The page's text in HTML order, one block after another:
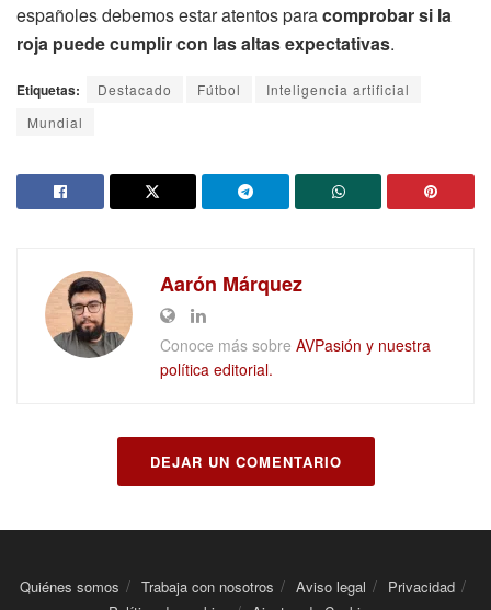
españoles debemos estar atentos paracomprobar si la
roja puede cumplir con las altas expectativas.
Etiquetas: Destacado Fútbol
Inteligencia artificial
Mundial
Aarón Márquez
Conoce más sobre AVPasión y nuestra
política editorial.
DEJAR UN COMENTARIO
Quiénes somos Trabaja con nosotros Aviso legal
Privacidad